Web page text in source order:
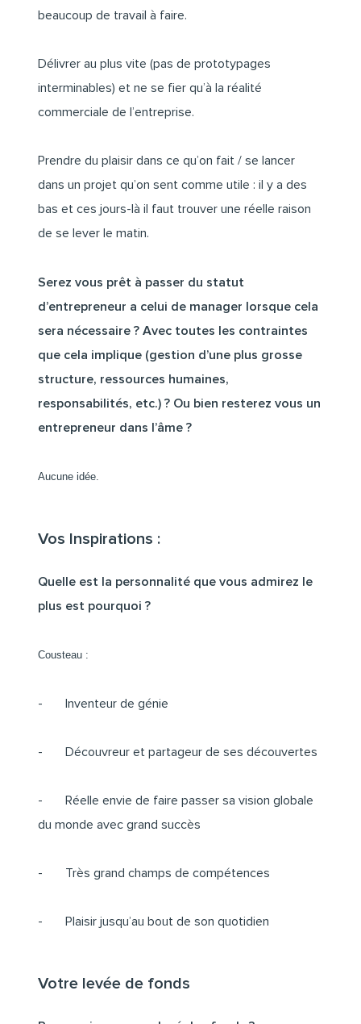
beaucoup de travail à faire.
Délivrer au plus vite (pas de prototypages
interminables) et ne se fier qu’à la réalité
commerciale de l’entreprise.
Prendre du plaisir dans ce qu’on fait / se lancer
dans un projet qu’on sent comme utile : il y a des
bas et ces jours-là il faut trouver une réelle raison
de se lever le matin.
Serez vous prêt à passer du statut
d’entrepreneur a celui de manager lorsque cela
sera nécessaire ? Avec toutes les contraintes
que cela implique (gestion d’une plus grosse
structure, ressources humaines,
responsabilités, etc.) ? Ou bien resterez vous un
entrepreneur dans l’âme ?
Aucune idée.
Vos Inspirations :
Quelle est la personnalité que vous admirez le
plus est pourquoi ?
Cousteau :
- Inventeur de génie
- Découvreur et partageur de ses découvertes
- Réelle envie de faire passer sa vision globale
du monde avec grand succès
- Très grand champs de compétences
- Plaisir jusqu’au bout de son quotidien
Votre levée de fonds